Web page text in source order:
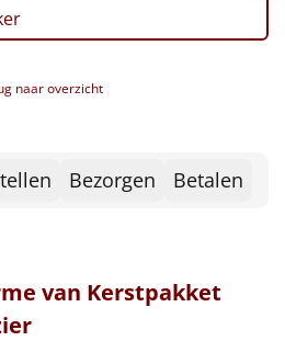
naar overzicht
Bezorgen Betalen
van Kerstpakket